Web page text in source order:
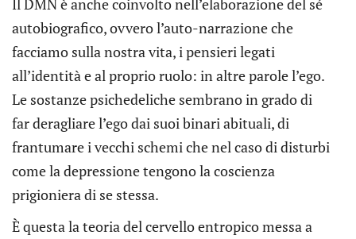
autobiografico, ovvero l’auto-narrazione che
facciamo sulla nostra vita, i pensieri legati
all’identità e al proprio ruolo: in altre parole l’ego.
Le sostanze psichedeliche sembrano in grado di
far deragliare l’ego dai suoi binari abituali, di
frantumare i vecchi schemi che nel caso di disturbi
come la depressione tengono la coscienza
prigioniera di se stessa.
È questa la teoria del cervello entropico messa a